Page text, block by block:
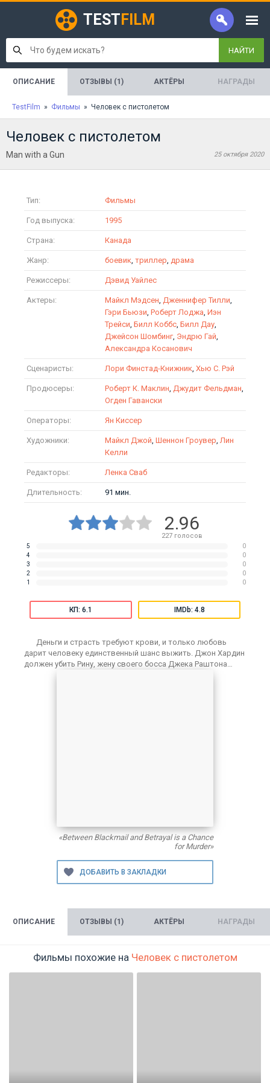
TEST FILM
НАЙТИ
ОПИСАНИЕ ОТЗЫВЫ (1) АКТЁРЫ НАГРАДЫ
TestFilm » Фильмы » Человек с пистолетом
Человек с пистолетом
Man with a Gun 25 октября 2020
Тип: Фильмы
Год выпуска: 1995
Страна: Канада
Жанр: боевик, триллер, драма
Режиссеры: Дэвид Уайлес
Актеры: Майкл Мэдсен, Дженнифер Тилли,
Гэри Бьюзи, Роберт Лоджа, Иэн
Трейси, Билл Коббс, Билл Дау,
Джейсон Шомбинг, Эндрю Гай,
Александра Косанович
Сценаристы: Лори Финстад-Книжник, Хью С. Рэй
Продюсеры: Роберт К. Маклин, Джудит Фельдман,
Огден Гавански
Операторы: Ян Киссер
Художники: Майкл Джой, Шеннон Гроувер, Лин
Келли
Редакторы: Ленка Сваб
Длительность: 91 мин.
2.96
227голосов
5
0
4
0
3
0
2
0
1
0
КП: 6.1 IMDb: 4.8
Деньги и страсть требуют крови, и только любовь
дарит человеку единственный шанс выжить. Джон Хардин
должен убить Рину, жену своего босса Джека Раштона…
«Between Blackmail and Betrayal is a Chance
for Murder»
ОПИСАНИЕ ОТЗЫВЫ (1) АКТЁРЫ НАГРАДЫ
Фильмы похожие на Человек с пистолетом